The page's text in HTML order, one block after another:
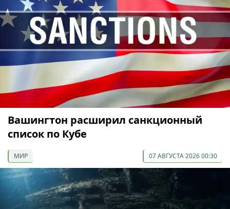
Вашингтон расширил санкционный
список по Кубе
МИР 07 АВГУСТА 2026 00:30